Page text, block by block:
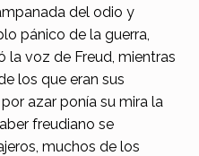
del odio y
pánico de la guerra,
la voz de Freud, mientras
los que eran sus
azar ponía su mira la
freudiano se
muchos de los